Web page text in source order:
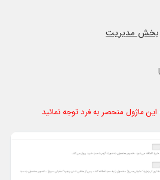
بخش مدیریت
ماژول منحصر به فرد توجه نمائید